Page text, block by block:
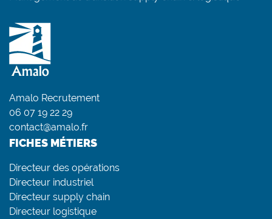
Amalo Recrutement
06 07 19 22 29
contact@amalo.fr
FICHES MÉTIERS
Directeur des opérations
Directeur industriel
Directeur supply chain
Directeur logistique